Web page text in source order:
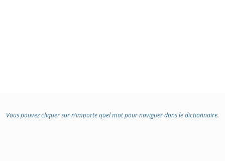
Vous pouvez cliquer sur n’importe quel mot pour naviguer dans le dictionnaire.